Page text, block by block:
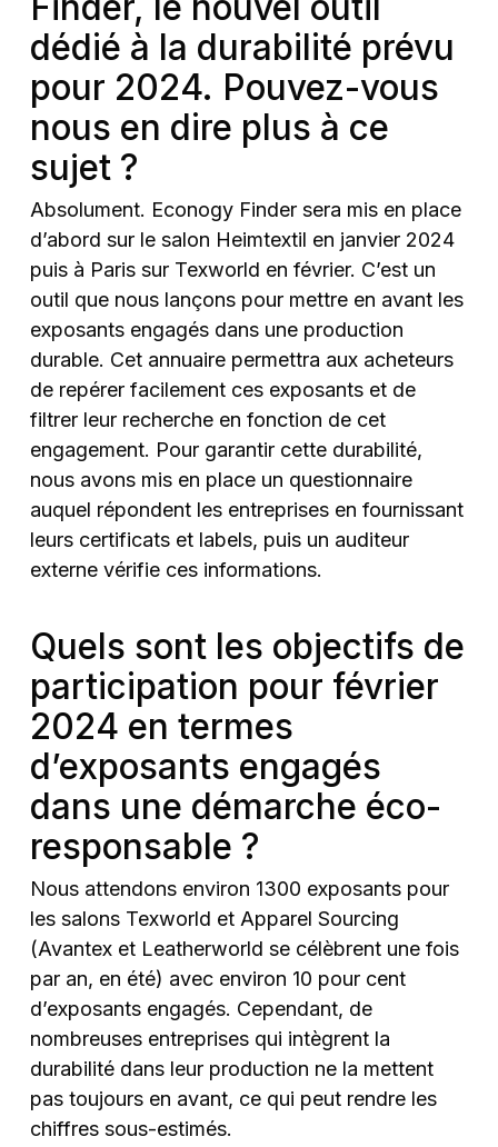
dédié à la durabilité prévu
pour 2024. Pouvez-vous
nous en dire plus à ce
sujet ?
Absolument. Econogy Finder sera mis en place
d’abord sur le salon Heimtextil en janvier 2024
puis à Paris sur Texworld en février. C’est un
outil que nous lançons pour mettre en avant les
exposants engagés dans une production
durable. Cet annuaire permettra aux acheteurs
de repérer facilement ces exposants et de
filtrer leur recherche en fonction de cet
engagement. Pour garantir cette durabilité,
nous avons mis en place un questionnaire
auquel répondent les entreprises en fournissant
leurs certificats et labels, puis un auditeur
externe vérifie ces informations.
Quels sont les objectifs de
participation pour février
2024 en termes
d’exposants engagés
dans une démarche éco-
responsable ?
Nous attendons environ 1300 exposants pour
les salons Texworld et Apparel Sourcing
(Avantex et Leatherworld se célèbrent une fois
par an, en été) avec environ 10 pour cent
d’exposants engagés. Cependant, de
nombreuses entreprises qui intègrent la
durabilité dans leur production ne la mettent
pas toujours en avant, ce qui peut rendre les
chiffres sous-estimés.